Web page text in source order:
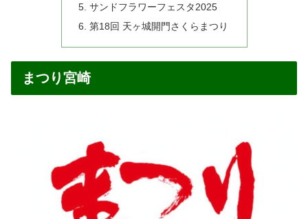
サンドフラワーフェスタ2025
第18回 天ヶ城開門さくらまつり
まつり宮崎